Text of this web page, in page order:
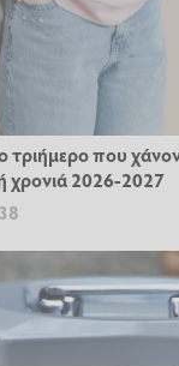
τριήμερο που
χρονιά 2026-2027